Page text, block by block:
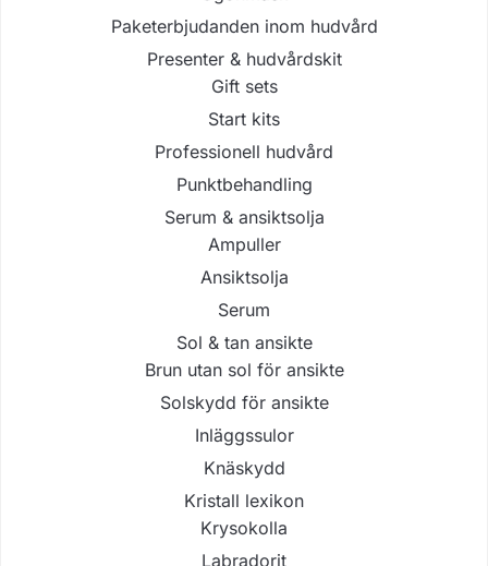
Paketerbjudanden inom hudvård
Presenter & hudvårdskit
Gift sets
Start kits
Professionell hudvård
Punktbehandling
Serum & ansiktsolja
Ampuller
Ansiktsolja
Serum
Sol & tan ansikte
Brun utan sol för ansikte
Solskydd för ansikte
Inläggssulor
Knäskydd
Kristall lexikon
Krysokolla
Labradorit